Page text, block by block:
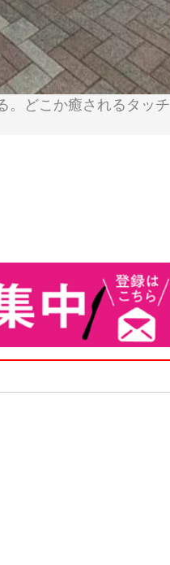
。どこか癒されるタッチ